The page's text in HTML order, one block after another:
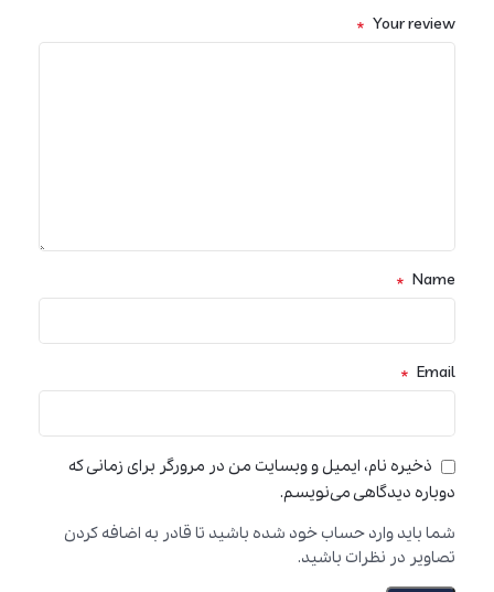
Your review
*
Name
*
Email
*
ذخیره نام، ایمیل و وبسایت من در مرورگر برای زمانی که
دوباره دیدگاهی می‌نویسم.
شما باید وارد حساب خود شده باشید تا قادر به اضافه کردن
تصاویر در نظرات باشید.